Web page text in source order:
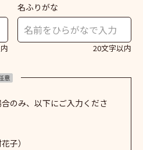
名ふりがな
20文字以内
意
のみ、以下にご入力くださ
子）